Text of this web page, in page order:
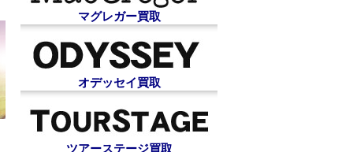
マグレガー買取
オデッセイ買取
ツアーステージ買取